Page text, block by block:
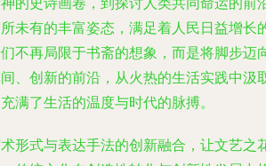
未有的丰富姿态，满足着人民日益增长
不再局限于书斋的想象，而是将脚步迈
、创新的前沿，从火热的生活实践中汲
满了生活的温度与时代的脉搏。
形式与表达手法的创新融合，让文艺之